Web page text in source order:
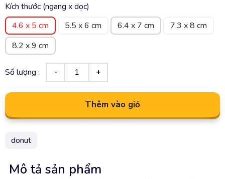
Kích thước (ngang x dọc)
4.6 x 5 cm
5.5 x 6 cm 6.4 x 7 cm
7.3 x 8 cm
8.2 x 9 cm
Số lượng :
Thêm vào giỏ
donut
Mô tả sản phẩm